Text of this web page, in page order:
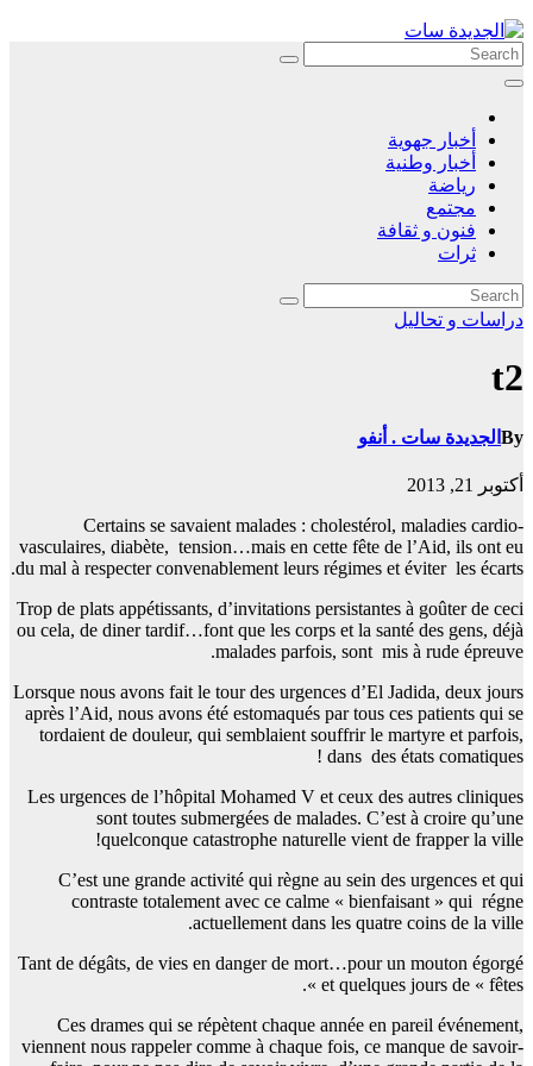
Skip
to
content
أخبار جهوية
أخبار وطنية
رياضة
مجتمع
فنون و ثقافة
ثرات
دراسات و تحاليل
t2
By الجديدة سات . أنفو
أكتوبر 21, 2013
Certains se savaient malades : cholestérol, maladies cardio-
vasculaires, diabète, tension…mais en cette fête de l’Aid, ils ont eu
du mal à respecter convenablement leurs régimes et éviter les écarts.
Trop de plats appétissants, d’invitations persistantes à goûter de ceci
ou cela, de diner tardif…font que les corps et la santé des gens, déjà
malades parfois, sont mis à rude épreuve.
Lorsque nous avons fait le tour des urgences d’El Jadida, deux jours
après l’Aid, nous avons été estomaqués par tous ces patients qui se
tordaient de douleur, qui semblaient souffrir le martyre et parfois,
dans des états comatiques !
Les urgences de l’hôpital Mohamed V et ceux des autres cliniques
sont toutes submergées de malades. C’est à croire qu’une
quelconque catastrophe naturelle vient de frapper la ville!
C’est une grande activité qui règne au sein des urgences et qui
contraste totalement avec ce calme « bienfaisant » qui régne
actuellement dans les quatre coins de la ville.
Tant de dégâts, de vies en danger de mort…pour un mouton égorgé
et quelques jours de « fêtes ».
Ces drames qui se répètent chaque année en pareil événement,
viennent nous rappeler comme à chaque fois, ce manque de savoir-